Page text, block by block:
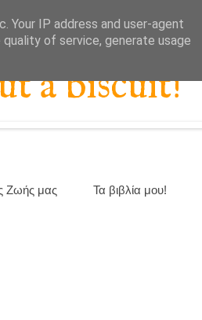
a biscuit!
Ζωής μας Τα βιβλία μου!
Your IP address and user-agent
of service, generate usage